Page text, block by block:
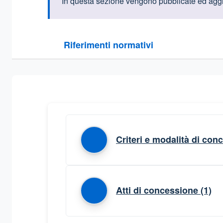
Riferimenti normativi
Sezione compressa
Criteri e modalità di
Atti di concessione(1)